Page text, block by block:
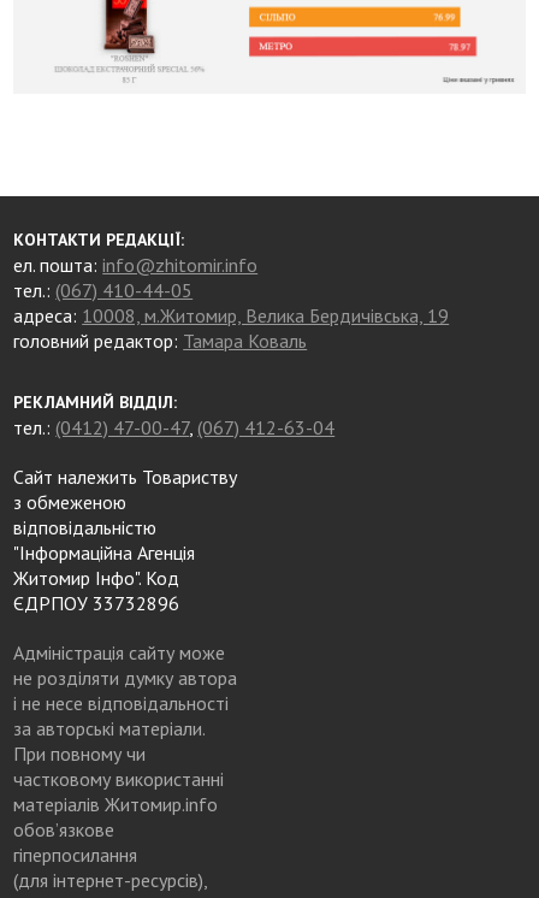
КОНТАКТИ РЕДАКЦІЇ:
ел. пошта:info@zhitomir.info
тел.: (067) 410-44-05
адреса: 10008, м.Житомир, Велика Бердичівська, 19
головний редактор: Тамара Коваль
РЕКЛАМНИЙ ВІДДІЛ:
тел.: (0412) 47-00-47, (067) 412-63-04
Сайт належить Товариству
з обмеженою
відповідальністю
"Інформаційна Агенція
Житомир Інфо". Код
ЄДРПОУ 33732896
Адміністрація сайту може
не розділяти думку автора
і не несе відповідальності
за авторські матеріали.
При повному чи
частковому використанні
матеріалів Житомир.info
обов’язкове
гіперпосилання
(для інтернет-ресурсів),